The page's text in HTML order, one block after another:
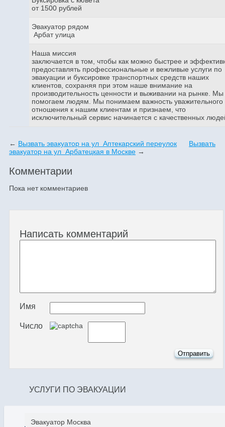
от 1500 рублей
Эвакуатор рядом
Арбат улица
Наша миссия
заключается в том, чтобы как можно быстрее и
предоставлять профессиональные и вежливые услуги по
эвакуации и буксировке транспортных средств наших
клиентов, сохраняя при этом наше внимание на
производительность ценности и выживании на рынке. Мы
помогаем людям. Мы понимаем важность уважительного
отношения к нашим клиентам и признаем, что
исключительный сервис начинается с качественных
← Вызвать эвакуатор на ул Аптекарский переулок
Вызвать
эвакуатор на ул Арбатецкая в Москве →
Комментарии
Пока нет комментариев
Написать комментарий
Имя
Число
УСЛУГИ ПО ЭВАКУАЦИИ
Эвакуатор Москва